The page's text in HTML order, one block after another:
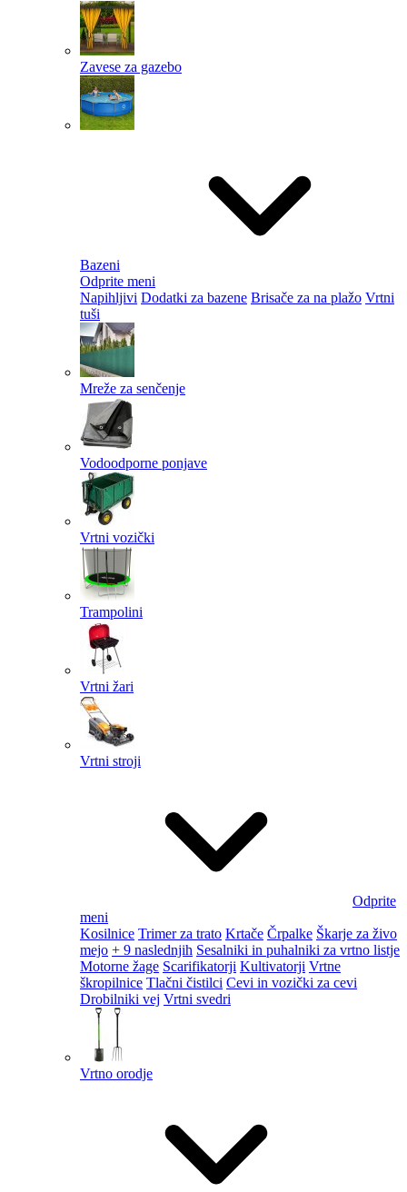
Zavese za gazebo
Bazeni
Odprite meni
Napihljivi Dodatki za bazene Brisače za na plažo Vrtni
tuši
Mreže za senčenje
Vodoodporne ponjave
Vrtni vozički
Trampolini
Vrtni žari
Vrtni stroji
Odprite
meni
Kosilnice Trimer za trato Krtače Črpalke Škarje za živo
mejo + 9 naslednjih Sesalniki in puhalniki za vrtno listje
Motorne žage Scarifikatorji Kultivatorji Vrtne
škropilnice Tlačni čistilci Cevi in vozički za cevi
Drobilniki vej Vrtni svedri
Vrtno orodje